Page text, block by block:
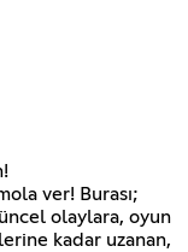
ver! Burası;
olaylara, oyun
kadar uzanan,